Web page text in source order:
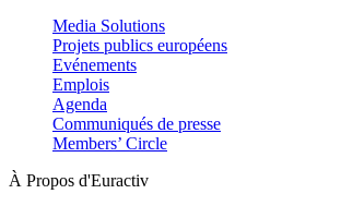
Media Solutions
Projets publics européens
Evénements
Emplois
Agenda
Communiqués de presse
Members’ Circle
À Propos d'Euractiv